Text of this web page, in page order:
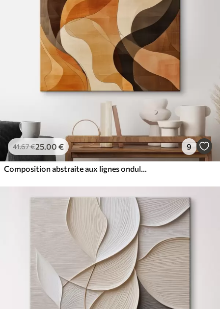
41.67€25.00 € 9
Composition abstraite aux lignes ondulées dynamiques, dans une palette de tons brun terre cuite